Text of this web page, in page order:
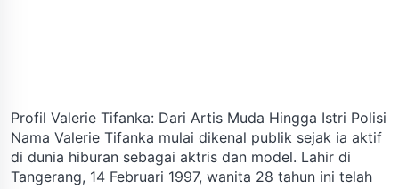
Profil Valerie Tifanka: Dari Artis Muda Hingga Istri Polisi
Nama Valerie Tifanka mulai dikenal publik sejak ia aktif
di dunia hiburan sebagai aktris dan model. Lahir di
Tangerang, 14 Februari 1997, wanita 28 tahun ini telah